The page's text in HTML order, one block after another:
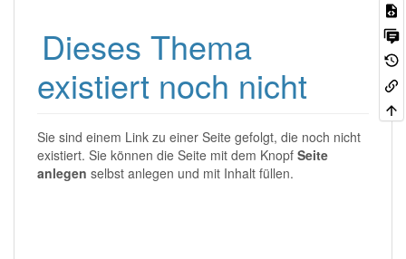
Dieses Thema
existiert noch nicht
Sie sind einem Link zu einer Seite gefolgt, die noch nicht
existiert. Sie können die Seite mit dem Knopf Seite
anlegen selbst anlegen und mit Inhalt füllen.